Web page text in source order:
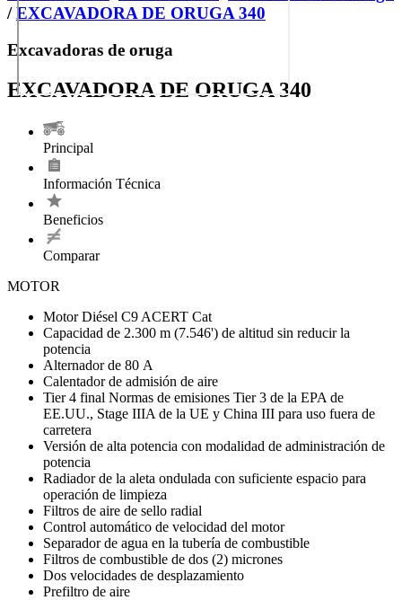
/EXCAVADORA DE ORUGA 340
Excavadoras de oruga
EXCAVADORA DE ORUGA 340
Principal
Información Técnica
Beneficios
Comparar
MOTOR
Motor Diésel C9 ACERT Cat
Capacidad de 2.300 m (7.546') de altitud sin reducir la
potencia
Alternador de 80 A
Calentador de admisión de aire
Tier 4 final Normas de emisiones Tier 3 de la EPA de
EE.UU., Stage IIIA de la UE y China III para uso fuera de
carretera
Versión de alta potencia con modalidad de administración de
potencia
Radiador de la aleta ondulada con suficiente espacio para
operación de limpieza
Filtros de aire de sello radial
Control automático de velocidad del motor
Separador de agua en la tubería de combustible
Filtros de combustible de dos (2) micrones
Dos velocidades de desplazamiento
Prefiltro de aire